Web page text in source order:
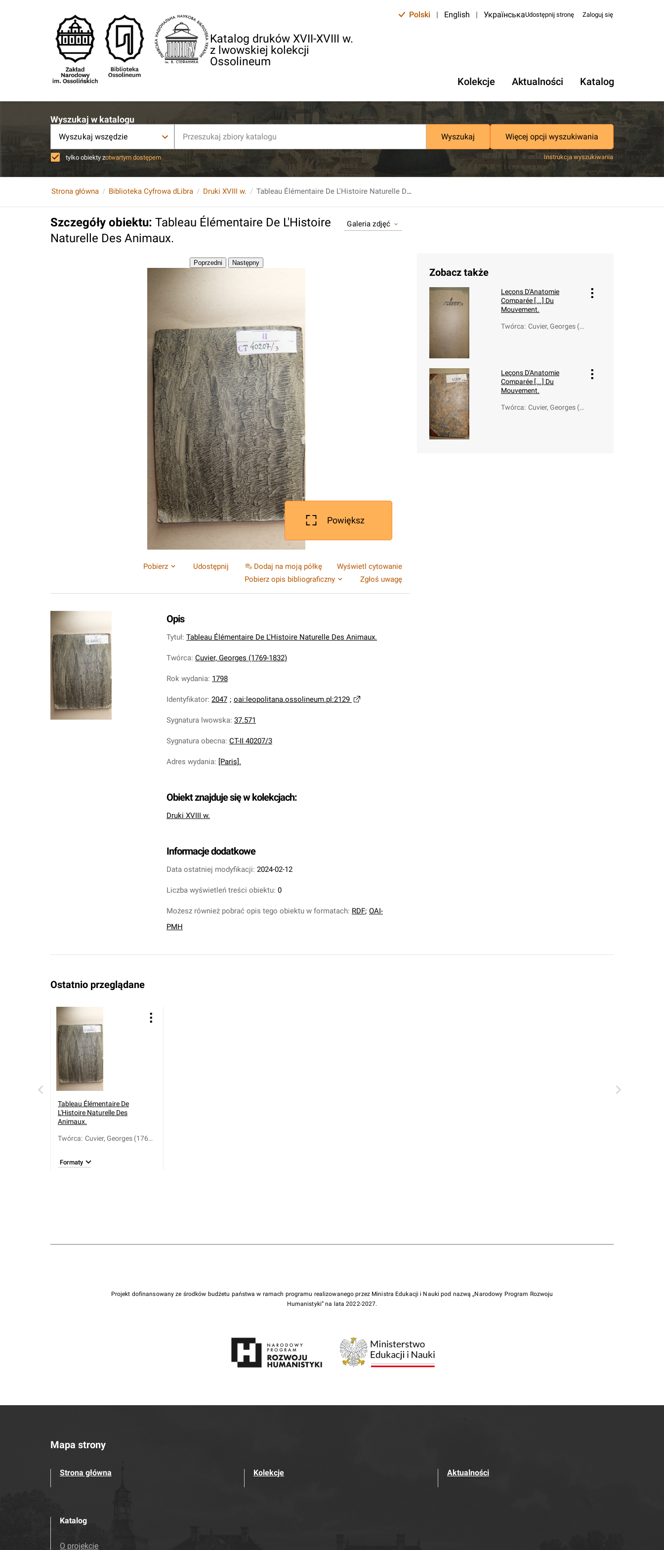
Katalog druków XVII-XVIII w.
z lwowskiej kolekcji
Ossolineum
Polski | English | УкраїнськаUdostępnij stronę Zaloguj się
Kolekcje Aktualności Katalog
Wyszukaj w katalogu
Wyszukaj wszędzie Wyszukaj Więcej opcji wyszukiwania
tylko obiekty zotwartym dostępem Instrukcja wyszukiwania
Strona główna Biblioteka Cyfrowa dLibra Druki XVIII w. Tableau Élémentaire De L'Histoire Naturelle Des Animaux.
Szczegóły obiektu: Tableau Élémentaire De L'Histoire
Naturelle Des Animaux.
Galeria zdjęć
Powiększ
Pobierz Udostępnij Dodaj na moją półkę
Wyświetl cytowanie
Pobierz opis bibliograficzny
Zgłoś uwagę
Opis
Tytuł: Tableau Élémentaire De L'Histoire Naturelle Des Animaux.
Twórca: Cuvier, Georges (1769-1832)
Rok wydania: 1798
Identyfikator: 2047 ; oai:leopolitana.ossolineum.pl:2129
Sygnatura lwowska: 37.571
Sygnatura obecna: CT-II 40207/3
Adres wydania: [Paris].
Obiekt znajduje się w kolekcjach:
Druki XVIII w.
Informacje dodatkowe
Data ostatniej modyfikacji: 2024-02-12
Liczba wyświetleń treści obiektu: 0
Możesz również pobrać opis tego obiektu w formatach: RDF; OAI-
PMH
Zobacz także
Leçons D'Anatomie
Comparée [...] Du
Mouvement.
Twórca: Cuvier, Georges (1
Leçons D'Anatomie
Comparée [...] Du
Mouvement.
Twórca: Cuvier, Georges (1
Ostatnio przeglądane
Tableau Élémentaire De
L'Histoire Naturelle Des
Animaux.
Twórca: Cuvier, Georges (1769-
Formaty
Projekt dofinansowany ze środków budżetu państwa w ramach programu realizowanego przez Ministra Edukacji i Nauki pod nazwą „Narodowy Program Rozwoju
Humanistyki” na lata 2022-2027.
Mapa strony
Strona główna Kolekcje Aktualności
Katalog
O projekcie